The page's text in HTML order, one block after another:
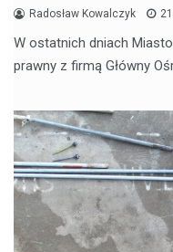
Radosław Kowalczyk
W ostatnich dniach
prawny z firmą Główny